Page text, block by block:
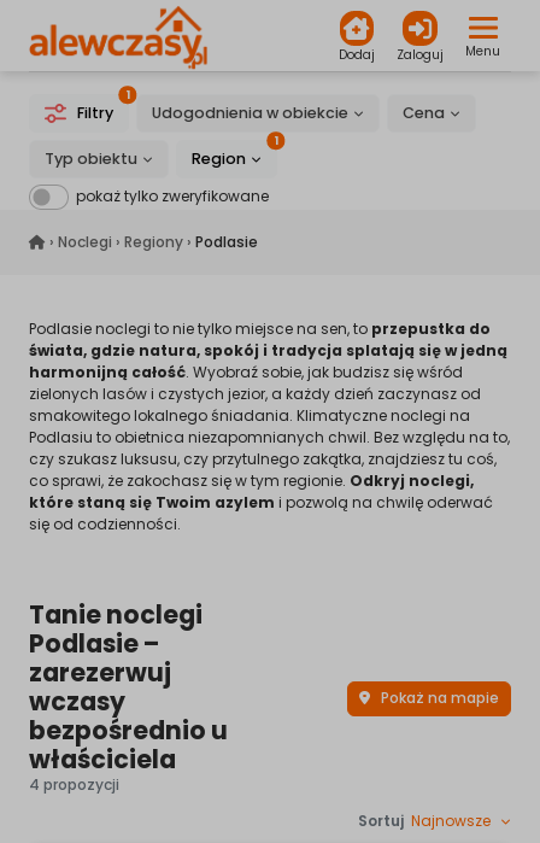
Dodaj Zaloguj Menu
Filtry
1
Udogodnienia w obiekcie Cena
Typ obiektu Region
1
pokaż tylko zweryfikowane
alewczasy.pl
› Noclegi › Regiony › Podlasie
Podlasie noclegi to nie tylko miejsce na sen, to przepustka do
świata, gdzie natura, spokój i tradycja splatają się w jedną
harmonijną całość. Wyobraź sobie, jak budzisz się wśród
zielonych lasów i czystych jezior, a każdy dzień zaczynasz od
smakowitego lokalnego śniadania. Klimatyczne noclegi na
Podlasiu to obietnica niezapomnianych chwil. Bez względu na to,
czy szukasz luksusu, czy przytulnego zakątka, znajdziesz tu coś,
co sprawi, że zakochasz się w tym regionie. Odkryj noclegi,
które staną się Twoim azylem i pozwolą na chwilę oderwać
się od codzienności.
Tanie noclegi
Podlasie –
zarezerwuj
wczasy
bezpośrednio u
właściciela
4 propozycji
Pokaż na mapie
Sortuj Najnowsze